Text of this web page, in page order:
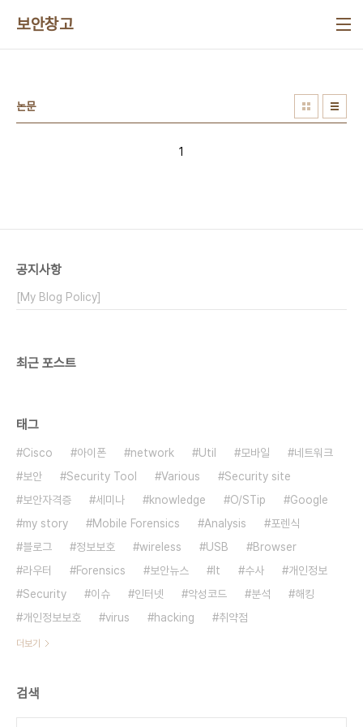
보안창고
논문
1
공지사항
[My Blog Policy]
최근 포스트
태그
Cisco 아이폰 network Util 모바일
네트워크
보안
Security Tool Various
Security site
보안자격증
세미나 knowledge O/STip
Google
my story
Mobile Forensics Analysis
포렌식
블로그
정보보호 wireless USB
Browser
라우터
Forensics 보안뉴스 It 수사
개인정보
Security
이슈 인터넷 악성코드 분석
해킹
개인정보보호
virus hacking 취약점
더보기
검색